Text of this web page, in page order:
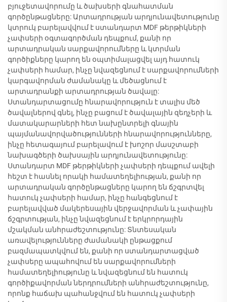
բյուջետավորումը և ծախսերի գնահատման
գործընթացները: Արտադրության արդյունավետությունը
կտրուկ բարելավվում է ստանդարտ MDF թերթիկների
չափսերի օգտագործման դեպքում, քանի որ
արտադրական սարքավորումները և կտրման
գործիքները կարող են օպտիմալացվել այդ հատուկ
չափսերի համար, ինչը նվազեցնում է սարքավորումների
կարգավորման ժամանակը և մեծացնում է
արտադրանքի արտադրության ծավալը:
Ստանդարտացումը հնարավորություն է տալիս մեծ
ծավալներով գնել, ինչը բացում է ծավալային զեղչերի և
մատակարարների հետ նախընտրելի գնային
պայմանավորվածությունների հնարավորությունները,
ինչը հետագայում բարելավում է խոշոր մասշտաբի
նախագծերի ծախսային արդյունավետությունը:
Ստանդարտ MDF թերթիկների չափսերի դեպքում ավելի
հեշտ է հասնել որակի համատեղելիության, քանի որ
արտադրական գործընթացները կարող են ճշգրտվել
հատուկ չափսերի համար, ինչը հանգեցնում է
բարելավված մակերեսային վերջավորման և չափային
ճշգրտության, ինչը նվազեցնում է երկրորդային
մշակման անհրաժեշտությունը: Տնտեսական
առավելությունները ժամանակի ընթացքում
բազմապատկվում են, քանի որ ստանդարտացված
չափսերը ապահովում են սարքավորումների
համատեղելիությունը և նվազեցնում են հատուկ
գործիքավորման ներդրումների անհրաժեշտությունը,
որոնք հաճախ պահանջվում են հատուկ չափսերի